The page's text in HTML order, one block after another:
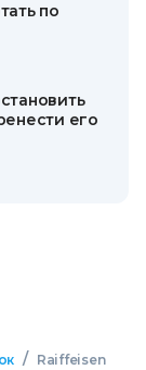
по
его
/
Raiffeisen